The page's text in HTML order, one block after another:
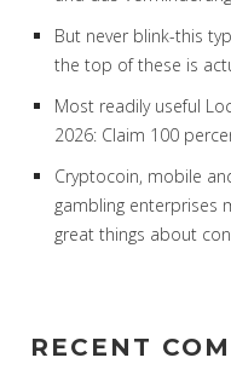
But never blink-this
the top of these is
Most readily useful
2026: Claim 100
Cryptocoin, mobile
gambling enterprises
great things about
RECENT